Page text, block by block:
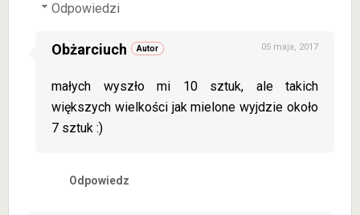
Odpowiedzi
Obżarciuch 05 maja, 2017
małych wyszło mi 10 sztuk, ale takich
większych wielkości jak mielone wyjdzie około
7 sztuk :)
Odpowiedz